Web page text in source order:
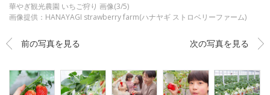
華やぎ観光農園 いちご狩り 画像(3/5)
画像提供：HANAYAGI strawberry farm(ハナヤギ ストロベリーファーム)
前の写真を見る 次の写真を見る